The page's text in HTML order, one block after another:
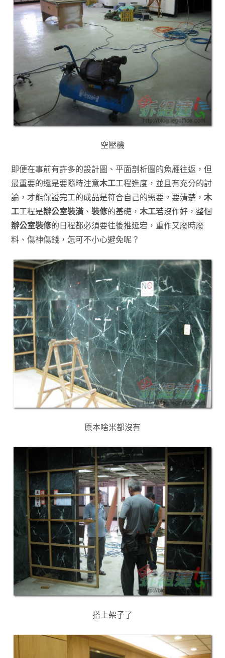
空壓機
即便在事前有許多的設計圖、平面剖析圖的魚雁往返，但
最重要的還是要隨時注意木工工程進度，並且有充分的討
論，才能保證完工的成品是符合自己的需要。要清楚，木
工工程是辦公室裝潢 、裝修的基礎，木工若沒作好，整個
辦公室裝修的日程都必須要往後推延宕，重作又廢時廢
料、傷神傷錢，怎可不小心避免呢？
原本啥米都沒有
搭上架子了